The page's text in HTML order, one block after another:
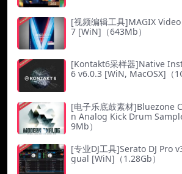
[视频编辑工具]MAGIX
7 [WiN]（643Mb）
[Kontakt6采样器]Native
6 v6.0.3 [WiN, MacOSX]（
[电子乐底鼓素材]Bluezone
n Analog Kick Drum
9Mb）
[专业DJ工具]Serato DJ Pro
gual [WiN]（1.28Gb）